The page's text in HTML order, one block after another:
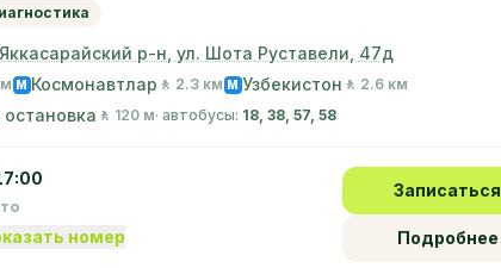
г. Ташкент, Яккасарайский р-н, ул. Шота Руставели, 47д
M Космонавтлар 🚶 2.3 км M Узбекистон 🚶 2.6 км
🚶 120 м· автобусы: 18, 38, 57, 58
номер
Записаться
Подробнее